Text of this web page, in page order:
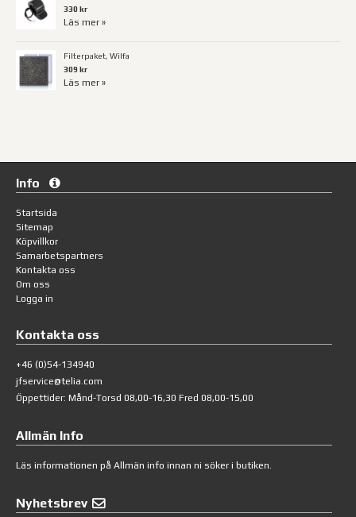
330 kr
Läs mer »
Filterpaket, Wilfa
309 kr
Läs mer »
Info
Startsida
Sitemap
Köpvillkor
Samarbetspartners
Kontakta oss
Om oss
Logga in
Kontakta oss
+46 (0)54-134940
jfservice@telia.com
Öppettider: Månd-Torsd 08,00-16,30 Fred 08,00-15,00
Allmän Info
Läs informationen på Allmän info innan ni söker i butiken.
Nyhetsbrev